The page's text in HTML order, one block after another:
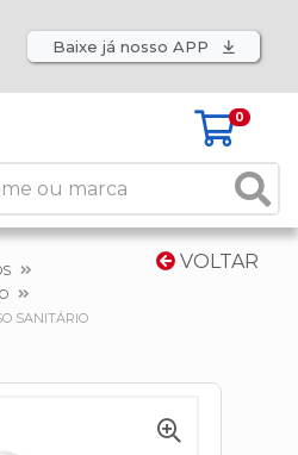
Baixe já nosso APP
0
VOLTAR
SANITÁRIO